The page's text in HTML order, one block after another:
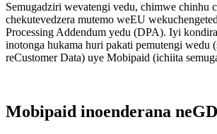
Semugadziri wevatengi vedu, chimwe chinhu
chekutevedzera mutemo weEU
Processing Addendum yedu (DPA). Iyi
inotonga hukama huri pakati pemutengi wedu
reCustomer Data) uye Mobipaid (ichiita
Mobipaid inoenderana